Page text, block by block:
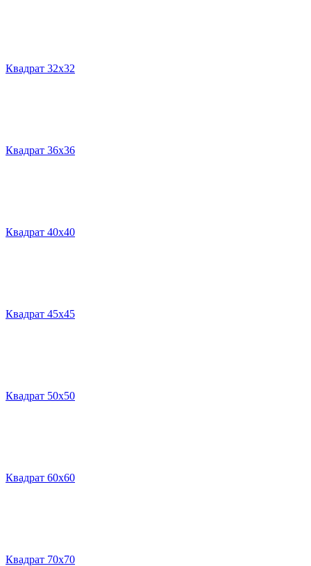
Квадрат 32х32
Квадрат 36х36
Квадрат 40х40
Квадрат 45х45
Квадрат 50х50
Квадрат 60х60
Квадрат 70х70